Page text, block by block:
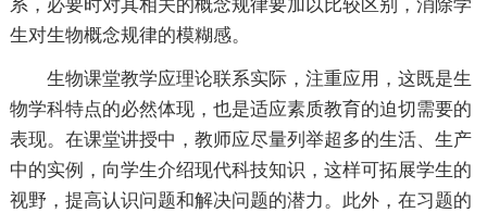
系，必要时对其相关的概念规律要加以比较区别，消除学
生对生物概念规律的模糊感。
生物课堂教学应理论联系实际，注重应用，这既是生
物学科特点的必然体现，也是适应素质教育的迫切需要的
表现。在课堂讲授中，教师应尽量列举超多的生活、生产
中的实例，向学生介绍现代科技知识，这样可拓展学生的
视野，提高认识问题和解决问题的潜力。此外，在习题的